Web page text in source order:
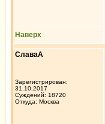
Наверх
СлаваА
Зарегистрирован:
31.10.2017
Суждений: 18720
Откуда: Москва